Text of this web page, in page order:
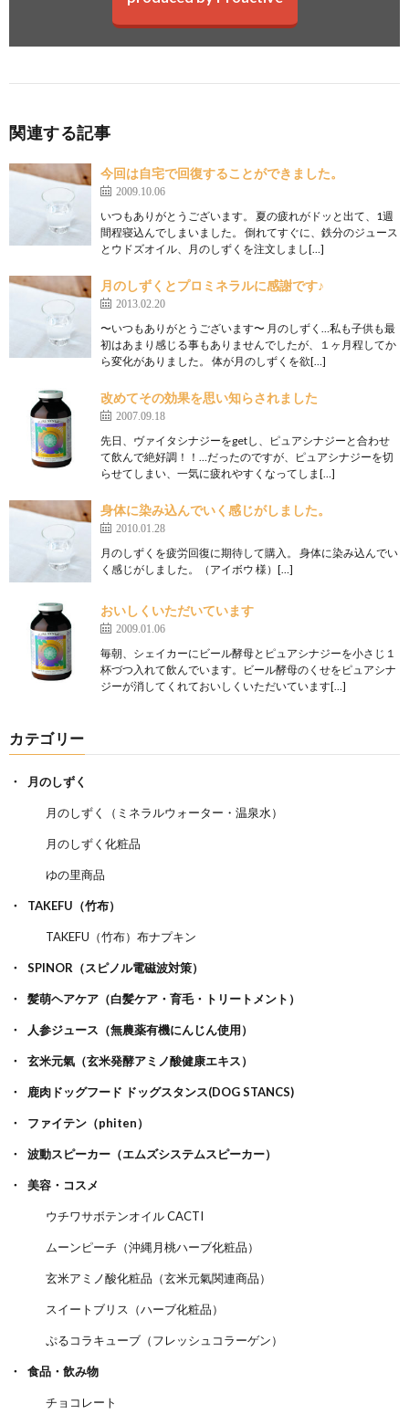
関連する記事
今回は自宅で回復することができました。
2009.10.06
いつもありがとうございます。 夏の疲れがドッと出て、1週
間程寝込んでしまいました。 倒れてすぐに、鉄分のジュース
とウドズオイル、月のしずくを注文しまし[…]
月のしずくとプロミネラルに感謝です♪
2013.02.20
〜いつもありがとうございます〜 月のしずく…私も子供も最
初はあまり感じる事もありませんでしたが、１ヶ月程してか
ら変化がありました。 体が月のしずくを欲[…]
改めてその効果を思い知らされました
2007.09.18
先日、ヴァイタシナジーをgetし、ピュアシナジーと合わせ
て飲んで絶好調！！…だったのですが、ピュアシナジーを切
らせてしまい、一気に疲れやすくなってしま[…]
身体に染み込んでいく感じがしました。
2010.01.28
月のしずくを疲労回復に期待して購入。 身体に染み込んでい
く感じがしました。（アイボウ 様）[…]
おいしくいただいています
2009.01.06
毎朝、シェイカーにビール酵母とピュアシナジーを小さじ１
杯づつ入れて飲んでいます。ビール酵母のくせをピュアシナ
ジーが消してくれておいしくいただいています[…]
カテゴリー
月のしずく
月のしずく（ミネラルウォーター・温泉水）
月のしずく化粧品
ゆの里商品
TAKEFU（竹布）
TAKEFU（竹布）布ナプキン
SPINOR（スピノル電磁波対策）
髪萌ヘアケア（白髪ケア・育毛・トリートメント）
人参ジュース（無農薬有機にんじん使用）
玄米元氣（玄米発酵アミノ酸健康エキス）
鹿肉ドッグフード ドッグスタンス(DOG STANCS)
ファイテン（phiten）
波動スピーカー（エムズシステムスピーカー）
美容・コスメ
ウチワサボテンオイル CACTI
ムーンピーチ（沖縄月桃ハーブ化粧品）
玄米アミノ酸化粧品（玄米元氣関連商品）
スイートブリス（ハーブ化粧品）
ぷるコラキューブ（フレッシュコラーゲン）
食品・飲み物
チョコレート